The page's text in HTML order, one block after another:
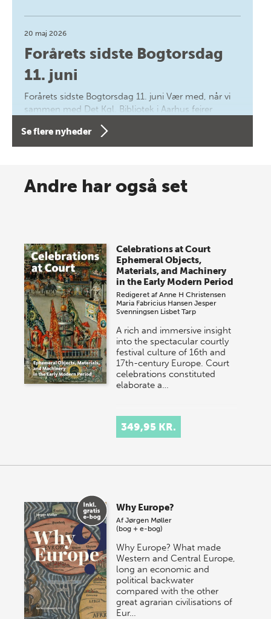
20 maj 2026
Forårets sidste Bogtorsdag
11. juni
Forårets sidste Bogtorsdag 11. juni Vær med, når vi
sammen med Det Kgl. Bibliotek i Aarhus fejrer
forfatterne bag vores nyes…
Spar op til 70% til sommer-
onsdag den 10. j…
Se flere nyheder
Andre har også set
Celebrations at Court
Ephemeral Objects,
Materials, and Machinery
in the Early Modern Period
Redigeret afAnne H Christensen
Maria Fabricius Hansen Jesper
Svenningsen Lisbet Tarp
A rich and immersive insight
into the spectacular courtly
festival culture of 16th and
17th-century Europe. Court
celebrations constituted
elaborate a…
349,95 KR.
Why Europe?
AfJørgen Møller
(bog + e-bog)
Why Europe? What made
Western and Central Europe,
long an economic and
political backwater
compared with the other
great agrarian civilisations of
Eur…